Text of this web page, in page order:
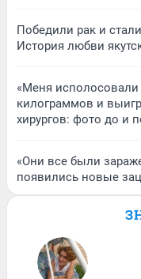
Победили рак и
История любви
«Меня исполосовали
килограммов и
хирургов: фото до и
«Они все были
появились новые